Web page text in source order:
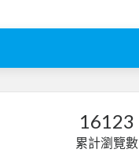
16123
累計瀏覽數